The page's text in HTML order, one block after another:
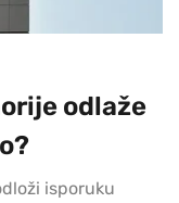
odlaže
isporuku